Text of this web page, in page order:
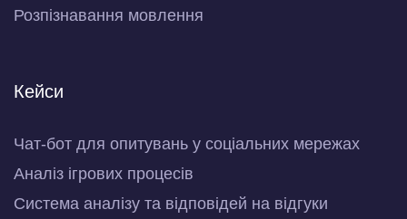
Розпізнавання мовлення
Кейси
Чат-бот для опитувань у соціальних мережах
Аналіз ігрових процесів
Система аналізу та відповідей на відгуки